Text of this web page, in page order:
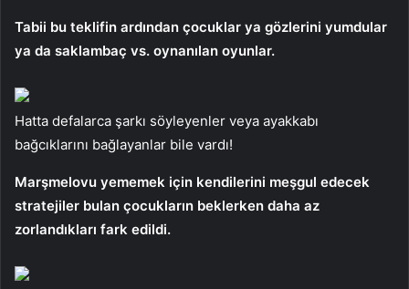
Tabii bu teklifin ardından çocuklar ya gözlerini yumdular
ya da saklambaç vs. oynanılan oyunlar.
Hatta defalarca şarkı söyleyenler veya ayakkabı
bağcıklarını bağlayanlar bile vardı!
Marşmelovu yememek için kendilerini meşgul edecek
stratejiler bulan çocukların beklerken daha az
zorlandıkları fark edildi.